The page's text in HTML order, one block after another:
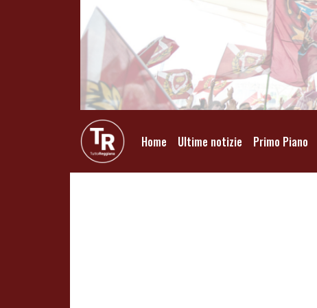
Home Ultime notizie Primo Piano